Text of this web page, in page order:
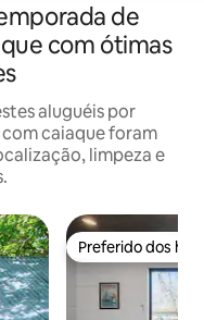
de
com ótimas
aluguéis por
caiaque foram
limpeza e
Preferido dos
Preferido dos